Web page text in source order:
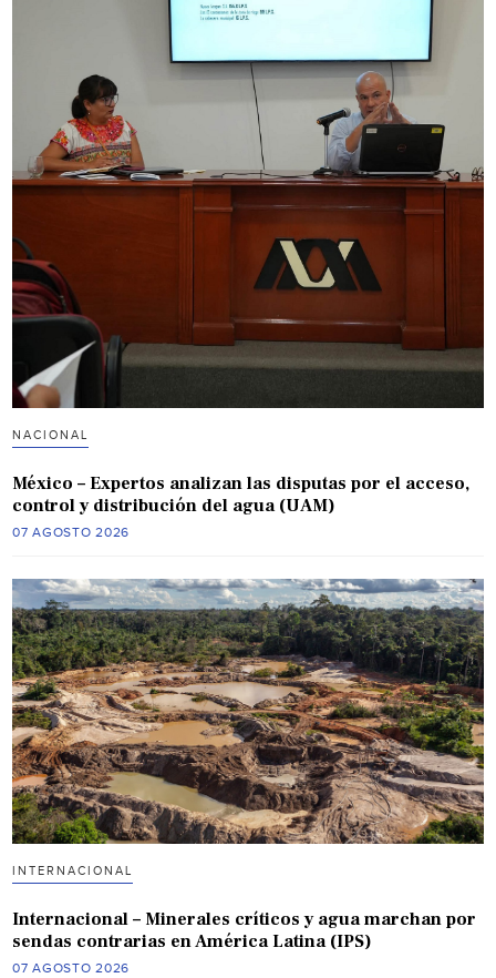
NACIONAL
México – Expertos analizan las disputas por el acceso,
control y distribución del agua (UAM)
07 AGOSTO 2026
INTERNACIONAL
Internacional – Minerales críticos y agua marchan por
sendas contrarias en América Latina (IPS)
07 AGOSTO 2026